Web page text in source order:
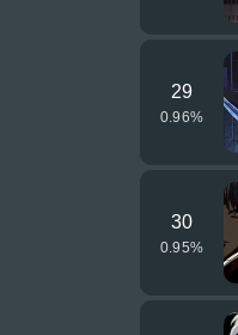
29
0.96%
30
0.95%